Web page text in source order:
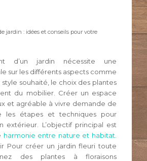
jardin : idées et conseils pour votre
d’un jardin nécessite une
sur les différents aspects comme
souhaité, le choix des plantes
du mobilier. Créer un espace
et agréable à vivre demande de
les étapes et techniques pour
extérieur. L’objectif principal est
harmonie entre nature et habitat
Pour créer un jardin fleuri toute
des plantes à floraisons